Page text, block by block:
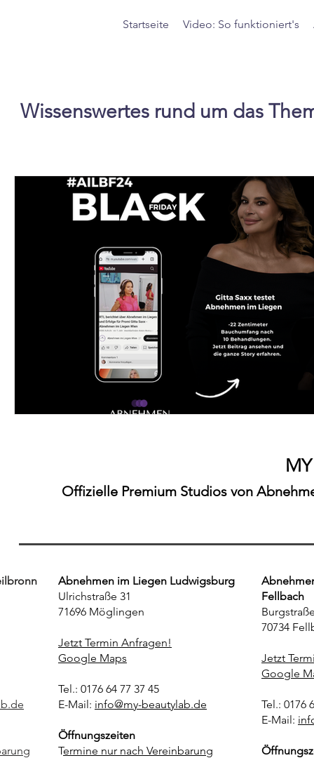
Startseite Video: So funktioniert's
Wissenswertes rund um das
Offizielle Premium Studios von
Abnehmen im Liegen Ludwigsburg
Ulrichstraße 31
71696 Möglingen
Jetzt Termin Anfragen!
Google Maps
Tel.: 0176 64 77 37 45
E-Mail: info@my-beautylab.de
Öffnungszeiten
Termine nur nach Vereinbarung
Fellbach
70734
Jetzt
Google
Tel.: 0176
E-Mail: